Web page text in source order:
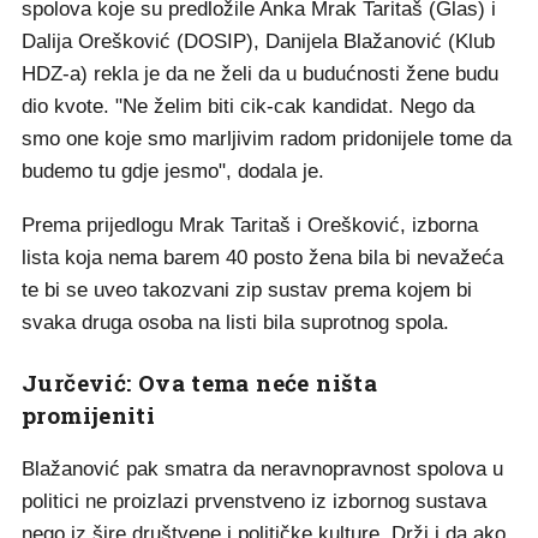
spolova koje su predložile Anka Mrak Taritaš (Glas) i
Dalija Orešković (DOSIP), Danijela Blažanović (Klub
HDZ-a) rekla je da ne želi da u budućnosti žene budu
dio kvote. "Ne želim biti cik-cak kandidat. Nego da
smo one koje smo marljivim radom pridonijele tome da
budemo tu gdje jesmo", dodala je.
Prema prijedlogu Mrak Taritaš i Orešković, izborna
lista koja nema barem 40 posto žena bila bi nevažeća
te bi se uveo takozvani zip sustav prema kojem bi
svaka druga osoba na listi bila suprotnog spola.
Jurčević: Ova tema neće ništa
promijeniti
Blažanović pak smatra da neravnopravnost spolova u
politici ne proizlazi prvenstveno iz izbornog sustava